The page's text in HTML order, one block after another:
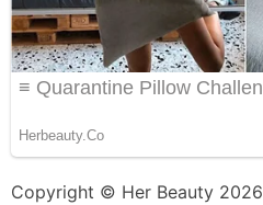
Copyright © Her Beauty 2026